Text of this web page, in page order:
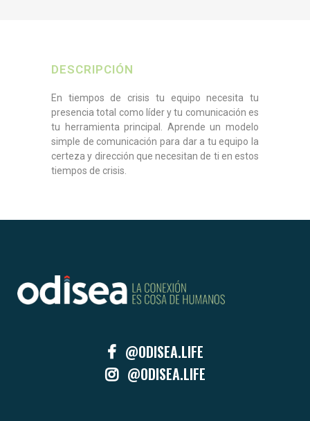
DESCRIPCIÓN
En tiempos de crisis tu equipo necesita tu
presencia total como líder y tu comunicación es
tu herramienta principal. Aprende un modelo
simple de comunicación para dar a tu equipo la
certeza y dirección que necesitan de ti en estos
tiempos de crisis.
@ODISEA.LIFE
@ODISEA.LIFE